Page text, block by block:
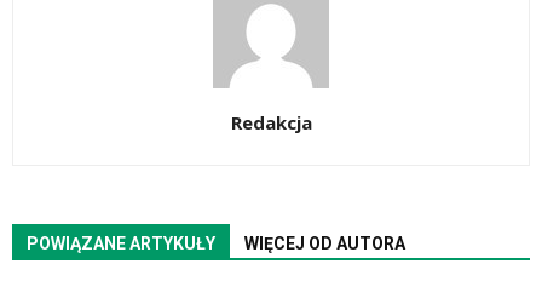
Redakcja
POWIĄZANE ARTYKUŁY WIĘCEJ OD AUTORA